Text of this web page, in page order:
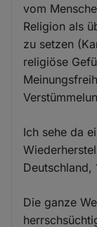
vom
Religion als
zu setzen
religiöse
Ich sehe da
Deutschland,
Die ganze